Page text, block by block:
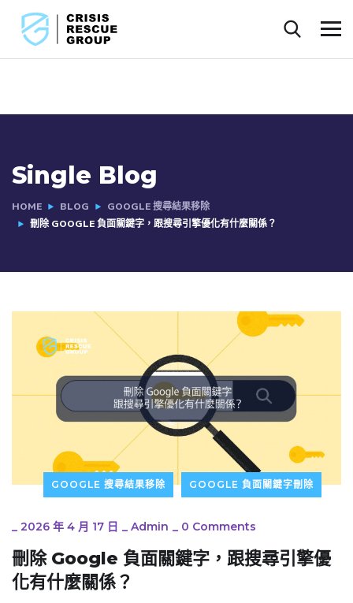
Single Blog
HOME BLOG
GOOGLE 搜尋結果移除
刪除 GOOGLE 負面關鍵字，跟搜尋引擎優化有什麼關係？
GOOGLE 搜尋結果移除 GOOGLE 負面關鍵字刪除
_ 2026 年 4 月 17 日 _ Admin _ 0 Comments
刪除 Google 負面關鍵字，跟搜尋引擎優
化有什麼關係？